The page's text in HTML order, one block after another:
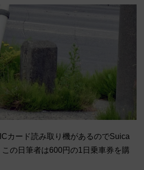
カード読み取り機があるのでSuica
の日筆者は600円の1日乗車券を購